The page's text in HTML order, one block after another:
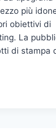
più
obiettivi di
La
di stampa